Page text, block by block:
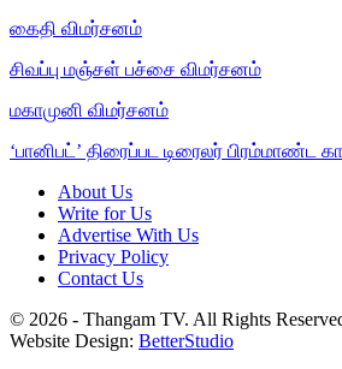
கைதி விமர்சனம்
சிவப்பு மஞ்சள் பச்சை விமர்சனம்
மகாமுனி விமர்சனம்
‘பானிபட்’ திரைப்பட டிரைலர் பிரம்மாண்ட
About Us
Write for Us
Advertise With Us
Privacy Policy
Contact Us
© 2026 - Thangam TV. All Rights
Website Design: BetterStudio